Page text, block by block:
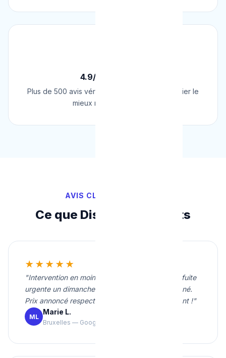
4.9/5 sur Google
Plus de 500 avis vérifiés sur Google. Le plombier le
mieux noté de Belgique.
AVIS CLIENTS VÉRIFIÉS
Ce que Disent Nos Clients
★★★★★
"Intervention en moins de 20 minutes pour une fuite
urgente un dimanche soir. Travail propre et soigné.
Prix annoncé respecté. Je recommande vivement !"
ML
Marie L.
Bruxelles — Google